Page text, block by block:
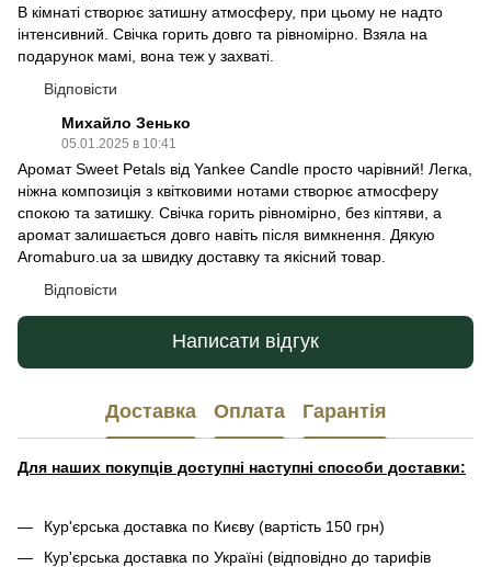
В кімнаті створює затишну атмосферу, при цьому не надто
інтенсивний. Свічка горить довго та рівномірно. Взяла на
подарунок мамі, вона теж у захваті.
Відповісти
Михайло Зенько
05.01.2025 в 10:41
Аромат Sweet Petals від Yankee Candle просто чарівний! Легка,
ніжна композиція з квітковими нотами створює атмосферу
спокою та затишку. Свічка горить рівномірно, без кіптяви, а
аромат залишається довго навіть після вимкнення. Дякую
Aromaburo.ua за швидку доставку та якісний товар.
Відповісти
Написати відгук
Доставка Оплата Гарантія
Для наших покупців доступні наступні способи доставки:
Кур'єрська доставка по Києву (вартість 150 грн)
Кур'єрська доставка по Україні (відповідно до тарифів